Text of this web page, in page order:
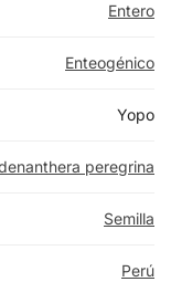
Entero
Enteogénico
Yopo
peregrina
Semilla
Perú